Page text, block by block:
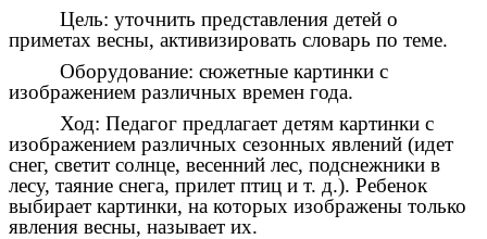
Цель: уточнить представления детей о
приметах весны, активизировать словарь по теме.
Оборудование: сюжетные картинки с
изображением различных времен года.
Ход: Педагог предлагает детям картинки с
изображением различных сезонных явлений (идет
снег, светит солнце, весенний лес, подснежники в
лесу, таяние снега, прилет птиц и т. д.). Ребенок
выбирает картинки, на которых изображены только
явления весны, называет их.